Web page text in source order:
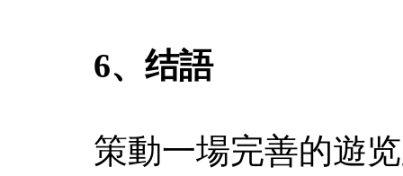
6、结語
策動一場完善的遊